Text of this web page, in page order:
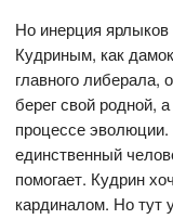
Но инерция ярлыков
Кудриным, как
главного либерала,
берег свой родной,
процессе
единственный
помогает. Кудрин
кардиналом. Но тут